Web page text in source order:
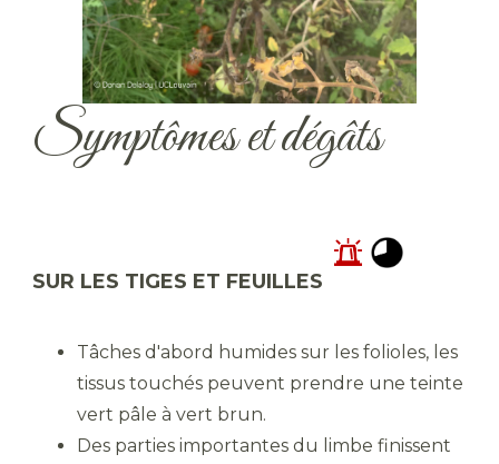
Symptômes et dégâts
SUR LES TIGES ET FEUILLES
Tâches d'abord humides sur les folioles, les
tissus touchés peuvent prendre une teinte
vert pâle à vert brun.
Des parties importantes du limbe finissent